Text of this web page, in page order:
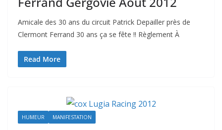
Amicale des 30 ans du circuit Patrick Depailler près de
Clermont Ferrand 30 ans ça se fête !! Règlement À
Read More
HUMEUR MANIFESTATION